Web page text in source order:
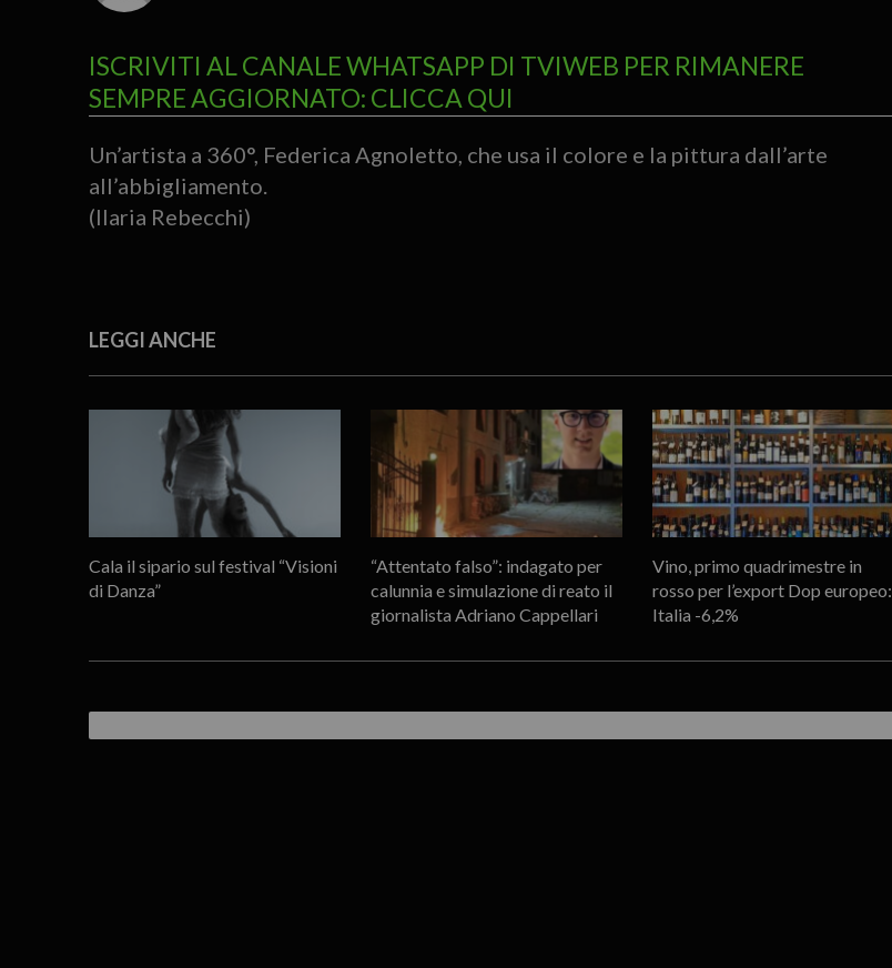
ISCRIVITI AL CANALE WHATSAPP DI TVIWEB PER RIMANERE
SEMPRE AGGIORNATO: CLICCA QUI
Un’artista a 360°, Federica Agnoletto, che usa il colore e la pittura dall’arte
all’abbigliamento.
(Ilaria Rebecchi)
LEGGI ANCHE
Cala il sipario sul festival “Visioni
di Danza”
“Attentato falso”: indagato per
calunnia e simulazione di reato il
giornalista Adriano Cappellari
Vino, primo quadrimestre in
rosso per l’export Dop europeo:
Italia -6,2%